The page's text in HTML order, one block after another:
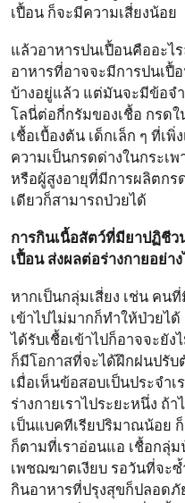
เปื้อน ก็จะมีความเสี่ยงน้อย
แล้วอาหารปนเปื้อนคืออะไร
อาหารที่อาจจะมีการปนเปื้
บ้างอยู่แล้ว แต่มันจะมีข้อจ
โลนี่ต่อกี่กรัมของเชื้อ กรด
เชื้อเบื้องต้น เด็กเล็ก ๆ ที่เ
ความเป็นกรดด่างในกระเ
หรือผู้สูงอายุที่มีการผลิตกร
เดียวก็สามารถป่วยได้
การกินเนื้อสัตว์ที่มียาปฏิชี
เปื้อน ส่งผลต่อร่างกายอย่าง
หากเป็นกลุ่มเสี่ยง เช่น คน
เข้าไปไม่มากก็ทำให้ป่วย
ได้รับเชื้อเข้าไปก็อาจจะยั
ก็มีโอกาสที่จะได้ฝึกฝนปรับ
เมื่อเห็นข้อสอบเป็นประจำ
ร่างกายเราไประยะหนึ่ง ถ้
เป็นแบคทีเรียปริมาณน้อย
ก็ตามที่เราอ่อนแอ เชื้อกลุ่
เพชฌฆาตเงียบ รอวันที่จะ
กินอาหารที่ปรุงสุขก็ปลอดภั